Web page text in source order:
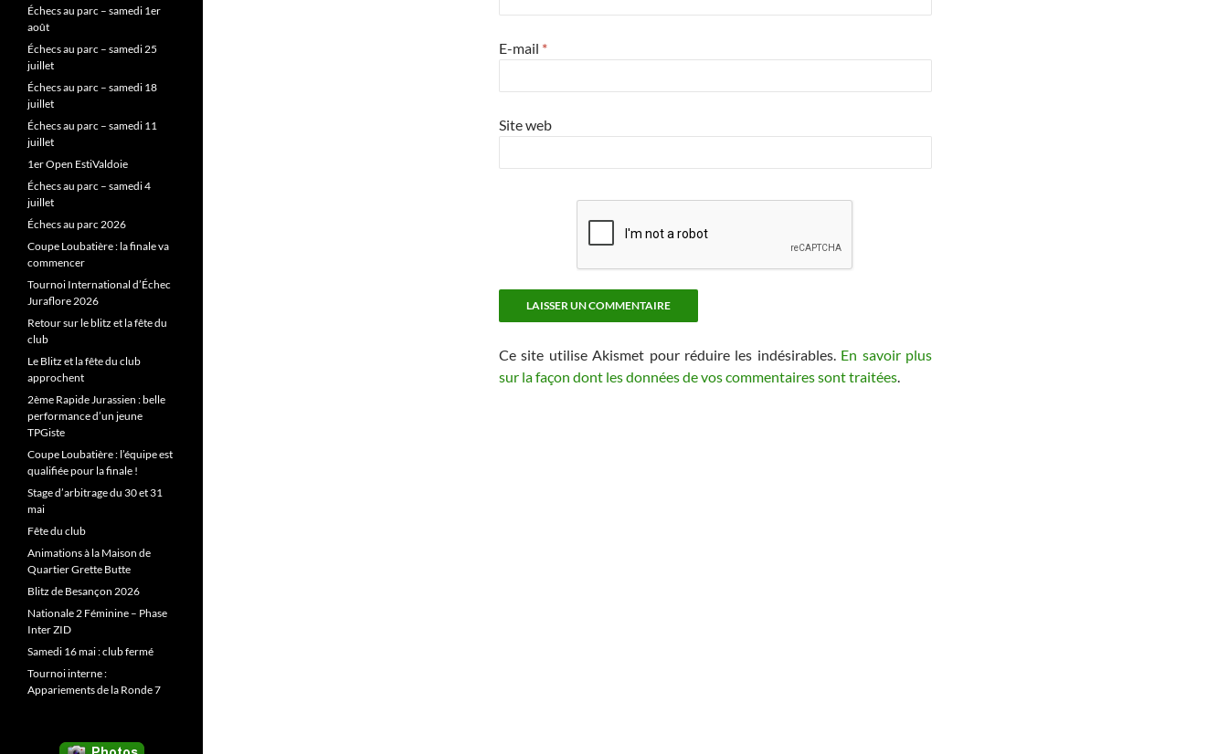
E-mail *
Site web
Ce site utilise Akismet pour réduire les indésirables. En savoir plus
sur la façon dont les données de vos commentaires sont traitées.
Échecs au parc – samedi 1er
août
Échecs au parc – samedi 25
juillet
Échecs au parc – samedi 18
juillet
Échecs au parc – samedi 11
juillet
1er Open EstiValdoie
Échecs au parc – samedi 4
juillet
Échecs au parc 2026
Coupe Loubatière : la finale va
commencer
Tournoi International d’Échec
Juraflore 2026
Retour sur le blitz et la fête du
club
Le Blitz et la fête du club
approchent
2ème Rapide Jurassien : belle
performance d’un jeune
TPGiste
Coupe Loubatière : l’équipe est
qualifiée pour la finale !
Stage d’arbitrage du 30 et 31
mai
Fête du club
Animations à la Maison de
Quartier Grette Butte
Blitz de Besançon 2026
Nationale 2 Féminine – Phase
Inter ZID
Samedi 16 mai : club fermé
Tournoi interne :
Appariements de la Ronde 7